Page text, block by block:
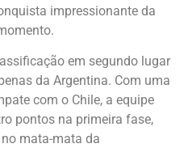
impressionante da
em segundo lugar
da Argentina. Com uma
com o Chile, a equipe
pontos na primeira fase,
mata-mata da